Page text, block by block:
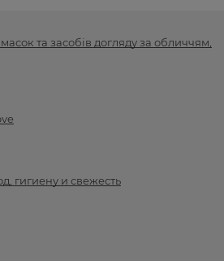
та засобів догляду за обличчям,
гигиену и свежесть